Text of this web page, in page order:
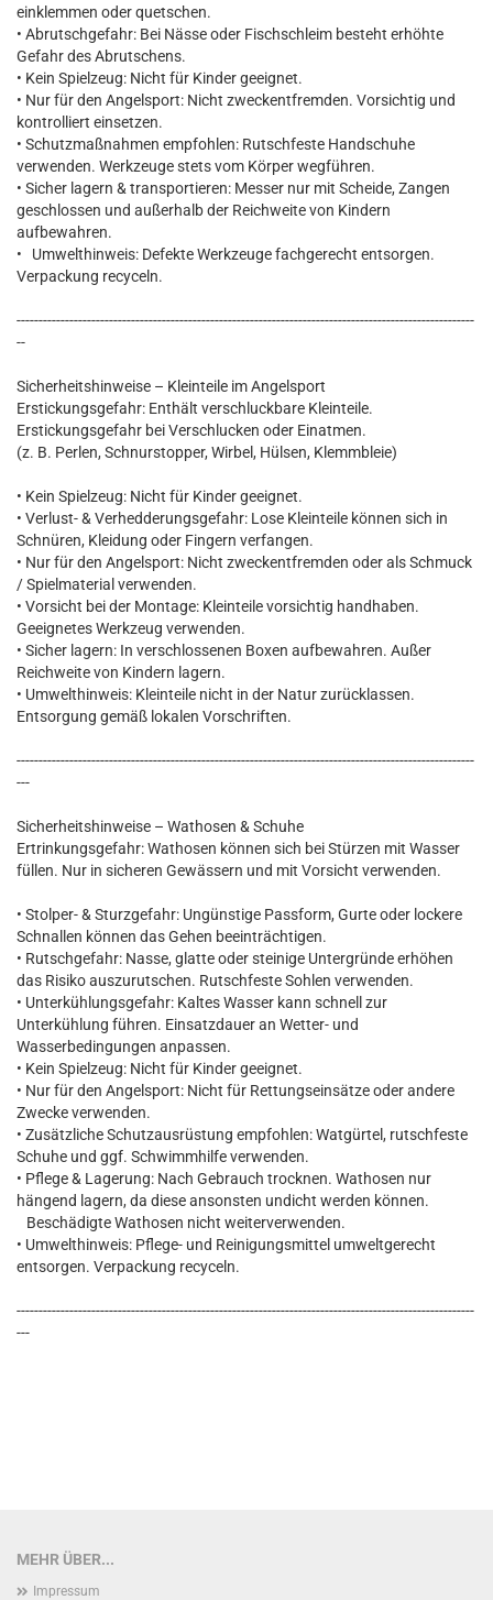
einklemmen oder quetschen.
• Abrutschgefahr: Bei Nässe oder Fischschleim besteht erhöhte
Gefahr des Abrutschens.
• Kein Spielzeug: Nicht für Kinder geeignet.
• Nur für den Angelsport: Nicht zweckentfremden. Vorsichtig und
kontrolliert einsetzen.
• Schutzmaßnahmen empfohlen: Rutschfeste Handschuhe
verwenden. Werkzeuge stets vom Körper wegführen.
• Sicher lagern & transportieren: Messer nur mit Scheide, Zangen
geschlossen und außerhalb der Reichweite von Kindern
aufbewahren.
• Umwelthinweis: Defekte Werkzeuge fachgerecht entsorgen.
Verpackung recyceln.
--------------------------------------------------------------------------------------------------------
--
Sicherheitshinweise – Kleinteile im Angelsport
Erstickungsgefahr: Enthält verschluckbare Kleinteile.
Erstickungsgefahr bei Verschlucken oder Einatmen.
(z. B. Perlen, Schnurstopper, Wirbel, Hülsen, Klemmbleie)
• Kein Spielzeug: Nicht für Kinder geeignet.
• Verlust- & Verhedderungsgefahr: Lose Kleinteile können sich in
Schnüren, Kleidung oder Fingern verfangen.
• Nur für den Angelsport: Nicht zweckentfremden oder als Schmuck
/ Spielmaterial verwenden.
• Vorsicht bei der Montage: Kleinteile vorsichtig handhaben.
Geeignetes Werkzeug verwenden.
• Sicher lagern: In verschlossenen Boxen aufbewahren. Außer
Reichweite von Kindern lagern.
• Umwelthinweis: Kleinteile nicht in der Natur zurücklassen.
Entsorgung gemäß lokalen Vorschriften.
--------------------------------------------------------------------------------------------------------
---
Sicherheitshinweise – Wathosen & Schuhe
Ertrinkungsgefahr: Wathosen können sich bei Stürzen mit Wasser
füllen. Nur in sicheren Gewässern und mit Vorsicht verwenden.
• Stolper- & Sturzgefahr: Ungünstige Passform, Gurte oder lockere
Schnallen können das Gehen beeinträchtigen.
• Rutschgefahr: Nasse, glatte oder steinige Untergründe erhöhen
das Risiko auszurutschen. Rutschfeste Sohlen verwenden.
• Unterkühlungsgefahr: Kaltes Wasser kann schnell zur
Unterkühlung führen. Einsatzdauer an Wetter- und
Wasserbedingungen anpassen.
• Kein Spielzeug: Nicht für Kinder geeignet.
• Nur für den Angelsport: Nicht für Rettungseinsätze oder andere
Zwecke verwenden.
• Zusätzliche Schutzausrüstung empfohlen: Watgürtel, rutschfeste
Schuhe und ggf. Schwimmhilfe verwenden.
• Pflege & Lagerung: Nach Gebrauch trocknen. Wathosen nur
hängend lagern, da diese ansonsten undicht werden können.
Beschädigte Wathosen nicht weiterverwenden.
• Umwelthinweis: Pflege- und Reinigungsmittel umweltgerecht
entsorgen. Verpackung recyceln.
--------------------------------------------------------------------------------------------------------
---
MEHR ÜBER...
Impressum